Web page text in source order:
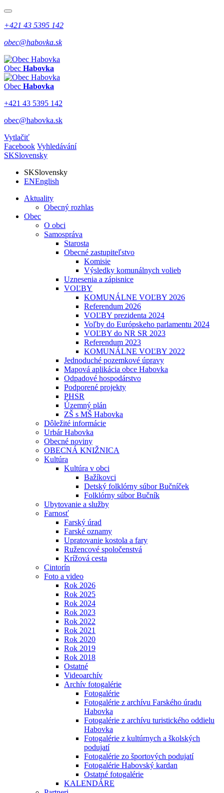
+421 43 5395 142
obec@habovka.sk
Obec Habovka
Obec Habovka
+421 43 5395 142
obec@habovka.sk
Vytlačiť
Facebook Vyhledávání
SKSlovensky
SKSlovensky
ENEnglish
Aktuality
Obecný rozhlas
Obec
O obci
Samospráva
Starosta
Obecné zastupiteľstvo
Komisie
Výsledky komunálnych volieb
Uznesenia a zápisnice
VOĽBY
KOMUNÁLNE VOĽBY 2026
Referendum 2026
VOĽBY prezidenta 2024
Voľby do Európskeho parlamentu 2024
VOĽBY do NR SR 2023
Referendum 2023
KOMUNÁLNE VOĽBY 2022
Jednoduché pozemkové úpravy
Mapová aplikácia obce Habovka
Odpadové hospodárstvo
Podporené projekty
PHSR
Územný plán
ZŠ s MŠ Habovka
Dôležité informácie
Urbár Habovka
Obecné noviny
OBECNÁ KNIŽNICA
Kultúra
Kultúra v obci
Bažíkovci
Detský folklórny súbor Bučníček
Folklórny súbor Bučník
Ubytovanie a služby
Farnosť
Farský úrad
Farské oznamy
Upratovanie kostola a fary
Ružencové spoločenstvá
Krížová cesta
Cintorín
Foto a video
Rok 2026
Rok 2025
Rok 2024
Rok 2023
Rok 2022
Rok 2021
Rok 2020
Rok 2019
Rok 2018
Ostatné
Videoarchív
Archív fotogalérie
Fotogalérie
Fotogalérie z archívu Farského úradu
Habovka
Fotogalérie z archívu turistického oddielu
Habovka
Fotogalérie z kultúrnych a školských
podujatí
Fotogalérie zo športových podujatí
Fotogalérie Habovský kardan
Ostatné fotogalérie
KALENDÁRE